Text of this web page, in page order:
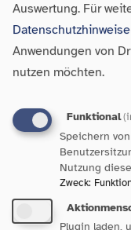
Grundlage für die
DSGVO, der die
Vertrags oder
Wenn Sie uns per
werden Ihre Angaben
von Ihnen dort
Bearbeitung der
Auswertung. Für
Datenschutzhinweise
Anwendungen von
nutzen möchten.
Funktional
Speichern
Nutzung
Zweck:
Plugin laden,